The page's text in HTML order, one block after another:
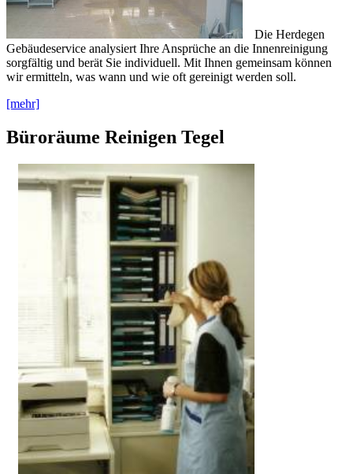
Die Herdegen
Gebäudeservice analysiert Ihre Ansprüche an die Innenreinigung
sorgfältig und berät Sie individuell. Mit Ihnen gemeinsam können
wir ermitteln, was wann und wie oft gereinigt werden soll.
[mehr]
Büroräume Reinigen Tegel